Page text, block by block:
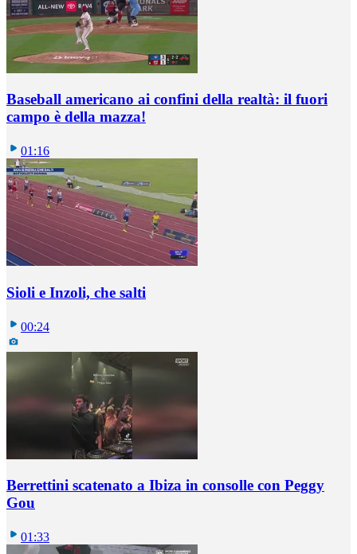
Baseball americano ai confini della realtà: il fuori
campo è della mazza!
01:16
Sioli e Inzoli, che salti
00:24
Berrettini scatenato a Ibiza in consolle con Peggy
Gou
01:33